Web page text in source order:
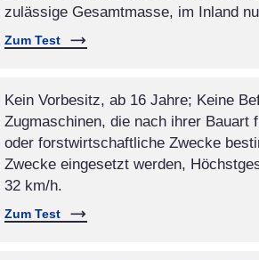
zulässige Gesamtmasse, im Inland
Zum Test
Kein Vorbesitz, ab 16 Jahre; Keine
Zugmaschinen, die nach ihrer Bauart
oder forstwirtschaftliche Zwecke
Zwecke eingesetzt werden,
32 km/h.
Zum Test